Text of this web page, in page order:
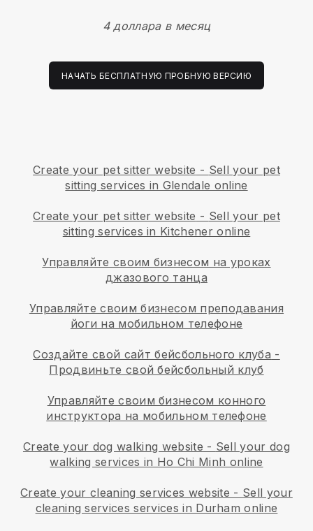
4 доллара в месяц
НАЧАТЬ БЕСПЛАТНУЮ ПРОБНУЮ ВЕРСИЮ
Create your pet sitter website - Sell your pet
sitting services in Glendale online
Create your pet sitter website - Sell your pet
sitting services in Kitchener online
Управляйте своим бизнесом на уроках
джазового танца
Управляйте своим бизнесом преподавания
йоги на мобильном телефоне
Создайте свой сайт бейсбольного клуба -
Продвиньте свой бейсбольный клуб
Управляйте своим бизнесом конного
инструктора на мобильном телефоне
Create your dog walking website - Sell your dog
walking services in Ho Chi Minh online
Create your cleaning services website - Sell your
cleaning services services in Durham online